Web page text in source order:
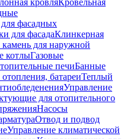
кровляКровельная
фасадных
для фасадаКлинкерная
для наружной
котлыГазовые
печиБанные
батареиТеплый
Управление
для отопительного
Насосы
Отвод и подвод
Управление климатической